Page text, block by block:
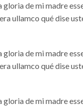
de mi madre
ullamco qué dise
de mi madre
ullamco qué dise
de mi madre